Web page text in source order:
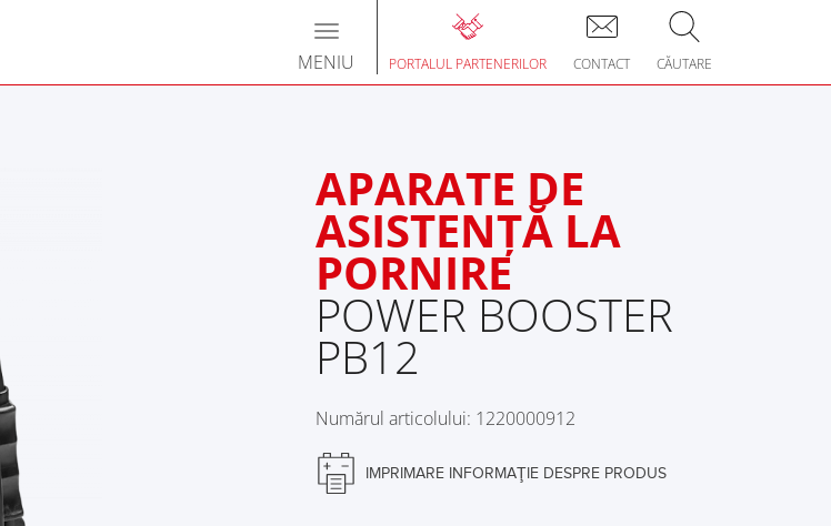
PORTALUL PARTENERILOR CONTACT CĂUTARE
Toggle
navigation
MENIU
APARATE DE
ASISTENŢĂ LA
PORNIRE
POWER BOOSTER
PB12
Numărul articolului: 1220000912
IMPRIMARE INFORMAŢIE DESPRE PRODUS